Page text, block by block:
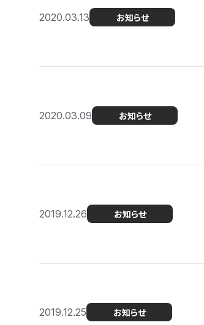
2020.03.13 お知らせ
2020.03.09 お知らせ
2019.12.26 お知らせ
2019.12.25 お知らせ